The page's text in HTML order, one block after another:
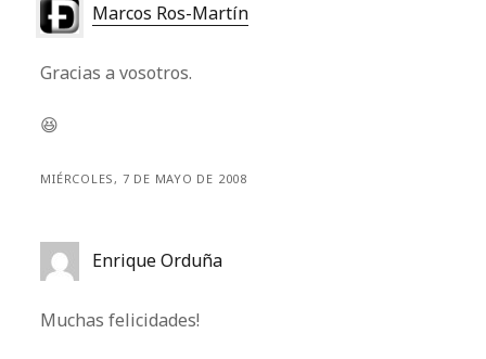
Marcos Ros-Martín
Gracias a vosotros.
😆
MIÉRCOLES, 7 DE MAYO DE 2008
Enrique Orduña
Muchas felicidades!